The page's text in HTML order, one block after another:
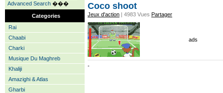
Advanced Search ���
Categories
Rai
Chaabi
Charki
Musique Du Maghreb
Khaliji
Amazighi & Atlas
Gharbi
Coco shoot
Jeux d'action | 4983 Vues Partager
ads
-